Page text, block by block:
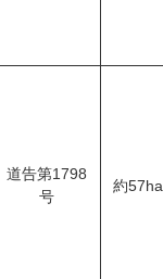
道告第1798
号
約57ha